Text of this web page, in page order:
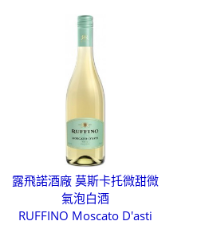
露飛諾酒廠 莫斯卡托微甜微
氣泡白酒
RUFFINO Moscato D'asti